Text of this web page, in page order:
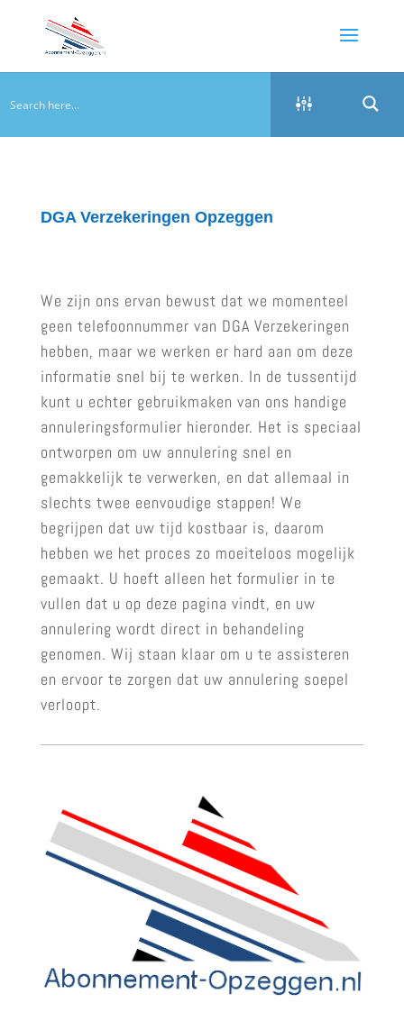
DGA Verzekeringen Opzeggen
We zijn ons ervan bewust dat we momenteel
geen telefoonnummer van DGA Verzekeringen
hebben, maar we werken er hard aan om deze
informatie snel bij te werken. In de tussentijd
kunt u echter gebruikmaken van ons handige
annuleringsformulier hieronder. Het is speciaal
ontworpen om uw annulering snel en
gemakkelijk te verwerken, en dat allemaal in
slechts twee eenvoudige stappen! We
begrijpen dat uw tijd kostbaar is, daarom
hebben we het proces zo moeiteloos mogelijk
gemaakt. U hoeft alleen het formulier in te
vullen dat u op deze pagina vindt, en uw
annulering wordt direct in behandeling
genomen. Wij staan klaar om u te assisteren
en ervoor te zorgen dat uw annulering soepel
verloopt.